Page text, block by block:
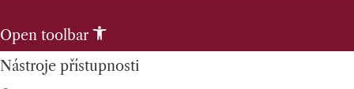
Open toolbar
Nástroje přístupnosti